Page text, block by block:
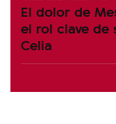
El dolor de
el rol clave de
Celia